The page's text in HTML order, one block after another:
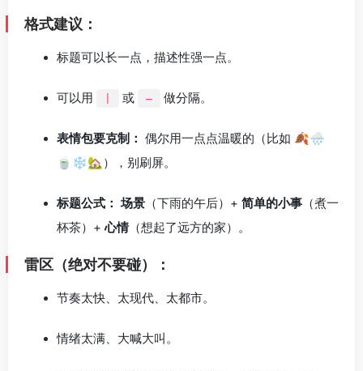
格式建议：
标题可以长一点，描述性强一点。
可以用 或 – 做分隔。
表情包要克制： 偶尔用一点点温暖的（比如 🍂🌧️
🍵❄️🏡），别刷屏。
标题公式： 场景 （下雨的午后）+ 简单的小事 （煮一
杯茶）+心情 （想起了远方的家）。
雷区（绝对不要碰）：
节奏太快、太现代、太都市。
情绪太满、大喊大叫。